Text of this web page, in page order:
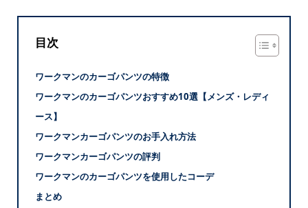
目次
ワークマンのカーゴパンツの特徴
ワークマンのカーゴパンツおすすめ10選【メンズ・レディ
ース】
ワークマンカーゴパンツのお手入れ方法
ワークマンカーゴパンツの評判
ワークマンのカーゴパンツを使用したコーデ
まとめ